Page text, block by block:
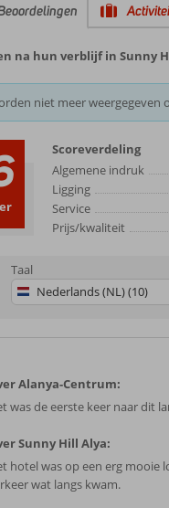
na hun verblijf in Sunny
niet meer
Scoreverdeling
Algemene indruk
Ligging
Service
Prijs/kwaliteit
Taal
Nederlands (NL) (10)
Alanya-Centrum:
was de eerste keer naar dit
Sunny Hill Alya:
hotel was op een erg mooie
wat langs kwam.